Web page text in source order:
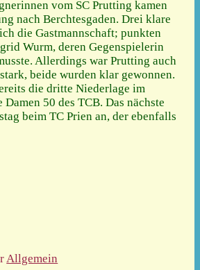
vom SC Prutting kamen
nach Berchtesgaden. Drei klare
die Gastmannschaft; punkten
Wurm, deren Gegenspielerin
Allerdings war Prutting auch
beide wurden klar gewonnen.
die dritte Niederlage im
50 des TCB. Das nächste
beim TC Prien an, der ebenfalls
Allgemein